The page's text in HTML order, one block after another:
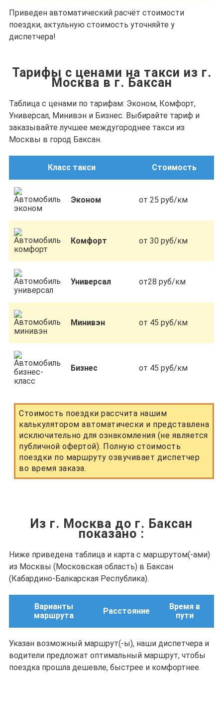
Приведен автоматический расчёт стоимости
поездки, актульную стоимость уточняйте у
диспетчера!
Тарифы с ценами на такси из г.
Москва в г. Баксан
Таблица с ценами по тарифам: Эконом, Комфорт,
Универсал, Минивэн и Бизнес. Выбирайте тариф и
заказывайте лучшее междугороднее такси из
Москвы в город Баксан.
Класс такси Стоимость
Эконом от 25 руб/км
Комфорт от 30 руб/км
Универсал от28 руб/км
Минивэн от 45 руб/км
Бизнес от 45 руб/км
Стоимость поездки рассчита нашим
калькулятором автоматически и представлена
исключительно для ознакомления (не является
публичной офертой). Полную стоимость
поездки по маршруту озвучивает диспетчер
во время заказа.
Из г. Москва до г. Баксан
показано :
Ниже приведена таблица и карта с маршрутом(-ами)
из Москвы (Московская область) в Баксан
(Кабардино-Балкарская Республика).
Варианты
маршрута
Расстояние
Время в
пути
Указан возможный маршрут(-ы), наши диспетчера и
водители предложат оптимальный маршрут, чтобы
поездка прошла дешевле, быстрее и комфортнее.